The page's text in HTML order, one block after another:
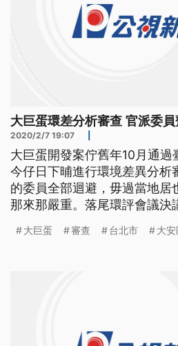
大巨蛋環差分析審查 官派委
2020/2/7 19:07
大巨蛋開發案佇舊年10月通過
今仔日下晡進行環境差異分析
的委員全部迴避，毋過當地居
那來那嚴重。落尾環評會議決
入台北市環保局進行環境差異
大巨蛋 審查 台北市 大安